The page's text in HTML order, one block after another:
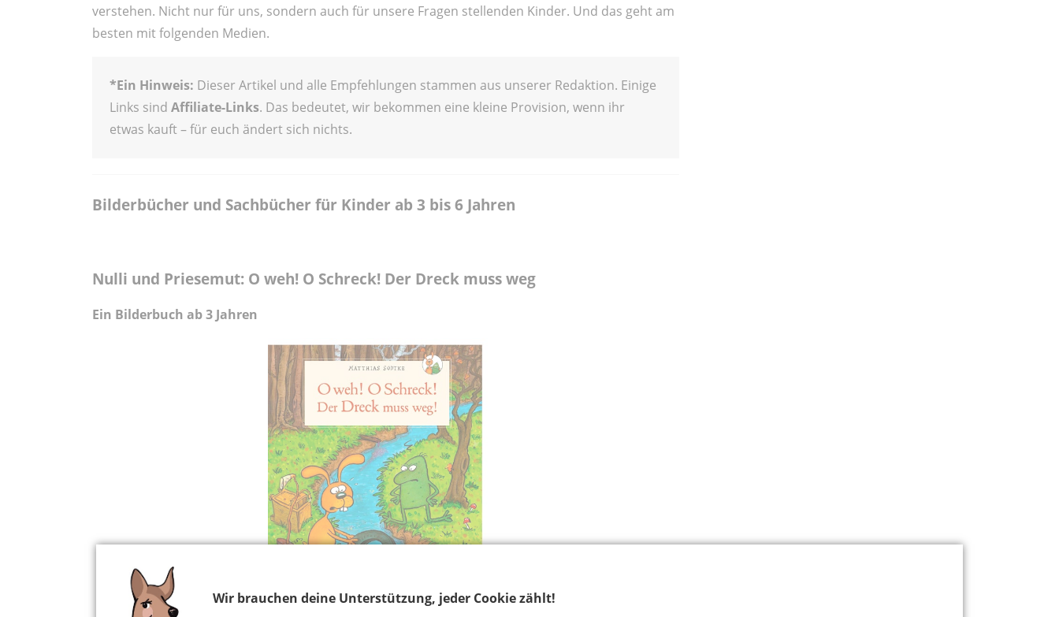
Wir brauchen deine Unterstützung, jeder Cookie zählt!
verstehen. Nicht nur für uns, sondern auch für unsere Fragen stellenden Kinder. Und das geht am
besten mit folgenden Medien.
*Ein Hinweis: Dieser Artikel und alle Empfehlungen stammen aus unserer Redaktion. Einige
Links sindAffiliate-Links. Das bedeutet, wir bekommen eine kleine Provision, wenn ihr
etwas kauft – für euch ändert sich nichts.
Bilderbücher und Sachbücher für Kinder ab 3 bis 6 Jahren
Nulli und Priesemut: O weh! O Schreck! Der Dreck muss weg
Ein Bilderbuch ab 3 Jahren